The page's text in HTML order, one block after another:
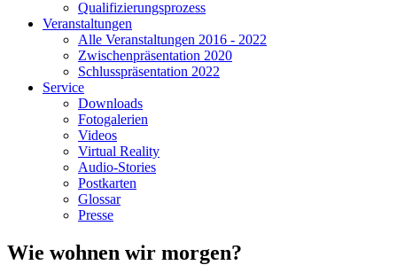
Qualifizierungsprozess
Veranstaltungen
Alle Veranstaltungen 2016 - 2022
Zwischenpräsentation 2020
Schlusspräsentation 2022
Service
Downloads
Fotogalerien
Videos
Virtual Reality
Audio-Stories
Postkarten
Glossar
Presse
Wie wohnen wir morgen?